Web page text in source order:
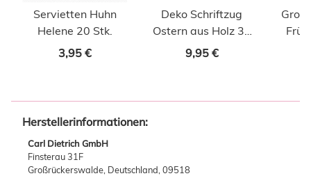
Servietten Huhn
Helene 20 Stk.
3,95 €
Deko Schriftzug
Ostern aus Holz 30
x20 x2cm
9,95 €
Herstellerinformationen:
Carl Dietrich GmbH
Finsterau 31F
Großrückerswalde, Deutschland, 09518